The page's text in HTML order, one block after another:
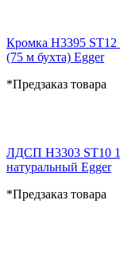
Кромка H3395
(75 м бухта) Egger
*Предзаказ товара
ЛДСП H3303 ST10
натуральный Egger
*Предзаказ товара